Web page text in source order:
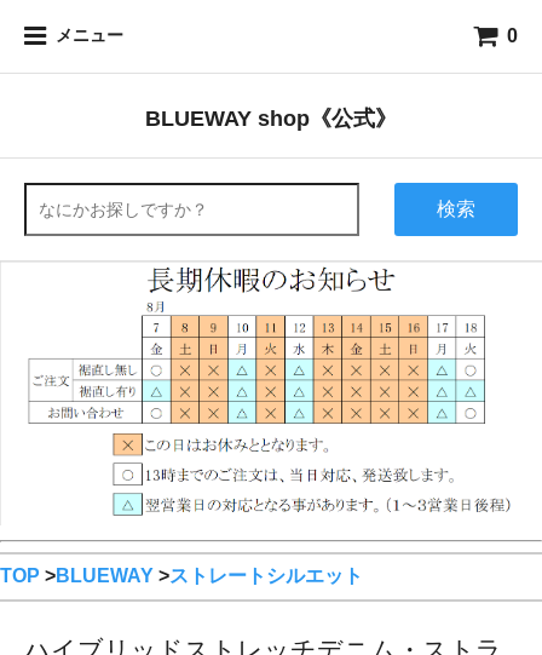
メニュー 0
BLUEWAY shop《公式》
検索
TOP >BLUEWAY >ストレートシルエット
ハイブリッドストレッチデニム・ストラ